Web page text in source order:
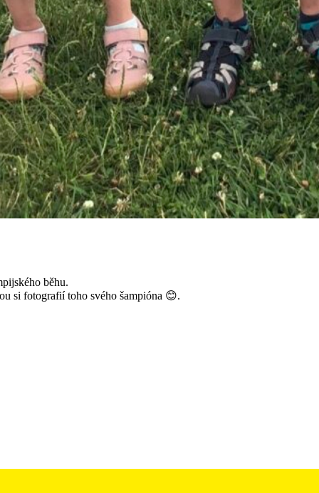
běhu.
si fotografií toho svého šampióna 😊.